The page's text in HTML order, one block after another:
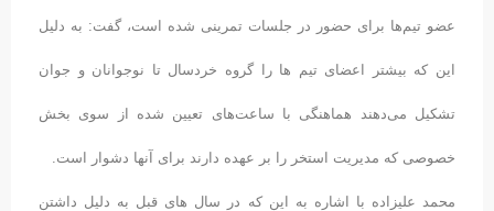
عضو تیم‌ها برای حضور در جلسات تمرینی شده است، گفت: به دلیل
این که بیشتر اعضای تیم ها را گروه خردسال تا نوجوانان و جوان
تشکیل می‌دهند هماهنگی با ساعت‌های تعیین شده از سوی بخش
خصوصی که مدیریت استخر را بر عهده دارند برای آنها دشوار است.
محمد علیزاده با اشاره به این که در سال های قبل به دلیل داشتن